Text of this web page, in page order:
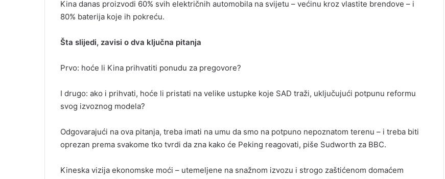
Kina danas proizvodi 60% svih električnih automobila na svijetu – većinu kroz vlastite brendove – i
80% baterija koje ih pokreću.
Šta slijedi, zavisi o dva ključna pitanja
Prvo: hoće li Kina prihvatiti ponudu za pregovore?
I drugo: ako i prihvati, hoće li pristati na velike ustupke koje SAD traži, uključujući potpunu reformu
svog izvoznog modela?
Odgovarajući na ova pitanja, treba imati na umu da smo na potpuno nepoznatom terenu – i treba biti
oprezan prema svakome tko tvrdi da zna kako će Peking reagovati, piše Sudworth za BBC.
Kineska vizija ekonomske moći – utemeljene na snažnom izvozu i strogo zaštićenom domaćem